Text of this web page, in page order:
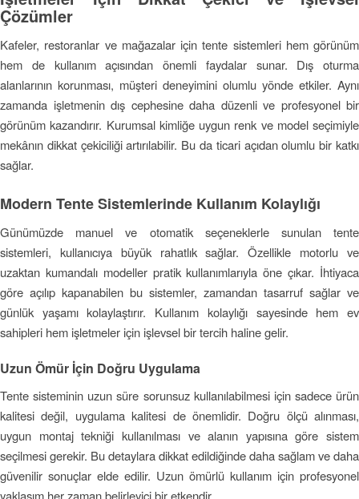
Çözümler
Kafeler, restoranlar ve mağazalar için tente sistemleri hem görünüm
hem de kullanım açısından önemli faydalar sunar. Dış oturma
alanlarının korunması, müşteri deneyimini olumlu yönde etkiler. Aynı
zamanda işletmenin dış cephesine daha düzenli ve profesyonel bir
görünüm kazandırır. Kurumsal kimliğe uygun renk ve model seçimiyle
mekânın dikkat çekiciliği artırılabilir. Bu da ticari açıdan olumlu bir katkı
sağlar.
Modern Tente Sistemlerinde Kullanım Kolaylığı
Günümüzde manuel ve otomatik seçeneklerle sunulan tente
sistemleri, kullanıcıya büyük rahatlık sağlar. Özellikle motorlu ve
uzaktan kumandalı modeller pratik kullanımlarıyla öne çıkar. İhtiyaca
göre açılıp kapanabilen bu sistemler, zamandan tasarruf sağlar ve
günlük yaşamı kolaylaştırır. Kullanım kolaylığı sayesinde hem ev
sahipleri hem işletmeler için işlevsel bir tercih haline gelir.
Uzun Ömür İçin Doğru Uygulama
Tente sisteminin uzun süre sorunsuz kullanılabilmesi için sadece ürün
kalitesi değil, uygulama kalitesi de önemlidir. Doğru ölçü alınması,
uygun montaj tekniği kullanılması ve alanın yapısına göre sistem
seçilmesi gerekir. Bu detaylara dikkat edildiğinde daha sağlam ve daha
güvenilir sonuçlar elde edilir. Uzun ömürlü kullanım için profesyonel
yaklaşım her zaman belirleyici bir etkendir.